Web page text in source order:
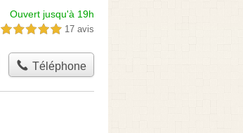
Ouvert jusqu'à 19h
5,0 étoiles sur 5 17 avis
Téléphone